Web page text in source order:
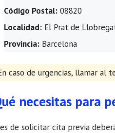
Código Postal: 08820
Localidad: El Prat de
Provincia: Barcelona
caso de urgencias, llamar al
necesitas para
de solicitar cita previa